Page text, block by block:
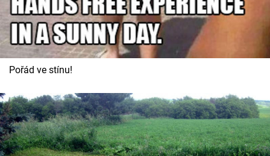
Pořád ve stínu!